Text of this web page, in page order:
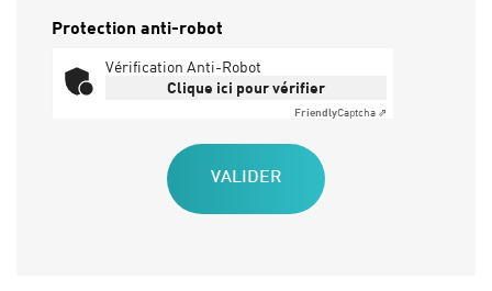
Protection anti-robot
Vérification Anti-Robot
Clique ici pour vérifier
FriendlyCaptcha ⇗